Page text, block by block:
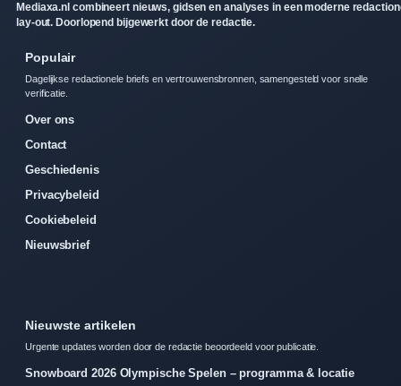
Mediaxa.nl combineert nieuws, gidsen en analyses in een moderne
lay-out. Doorlopend bijgewerkt door de redactie.
Populair
Dagelijkse redactionele briefs en vertrouwensbronnen, samengesteld voor snelle
verificatie.
Over ons
Contact
Geschiedenis
Privacybeleid
Cookiebeleid
Nieuwsbrief
Nieuwste artikelen
Urgente updates worden door de redactie beoordeeld voor publicatie.
Snowboard 2026 Olympische Spelen – programma & locatie